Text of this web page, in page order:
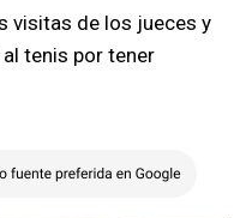
visitas de los jueces y
tenis por tener